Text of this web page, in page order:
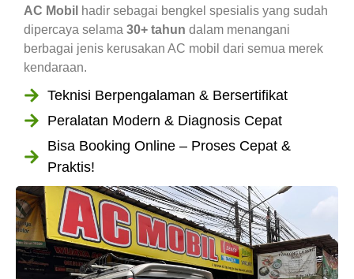
AC Mobil hadir sebagai bengkel spesialis yang sudah
dipercaya selama 30+ tahun dalam menangani
berbagai jenis kerusakan AC mobil dari semua merek
kendaraan.
Teknisi Berpengalaman & Bersertifikat
Peralatan Modern & Diagnosis Cepat
Bisa Booking Online – Proses Cepat &
Praktis!